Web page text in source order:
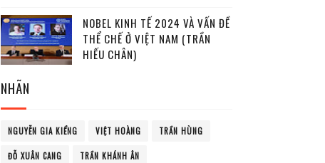
NOBEL KINH TẾ 2024 VÀ VẤN ĐỀ
THỂ CHẾ Ở VIỆT NAM (TRẦN
HIẾU CHÂN)
NHÃN
NGUYỄN GIA KIỂNG VIỆT HOÀNG TRẦN HÙNG
ĐỖ XUÂN CANG TRẦN KHÁNH ÂN